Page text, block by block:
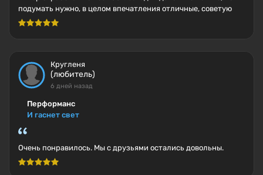
подумать нужно, в целом впечатления отличные, советую
Кругленя
(любитель)
6 дней назад
Перформанс
И гаснет свет
Очень понравилось. Мы с друзьями остались довольны.